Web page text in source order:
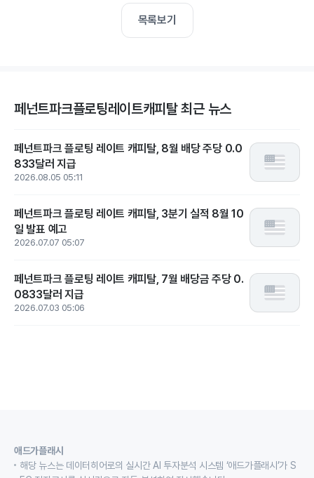
목록보기
페넌트파크플로팅레이트캐피탈 최근 뉴스
페넌트파크 플로팅 레이트 캐피탈, 8월 배당 주당 0.0
833달러 지급
2026.08.05 05:11
페넌트파크 플로팅 레이트 캐피탈, 3분기 실적 8월 10
일 발표 예고
2026.07.07 05:07
페넌트파크 플로팅 레이트 캐피탈, 7월 배당금 주당 0.
0833달러 지급
2026.07.03 05:06
애드가플래시
해당 뉴스는 데이터히어로의 실시간 AI 투자분석 시스템 ‘애드가플래시’가 S